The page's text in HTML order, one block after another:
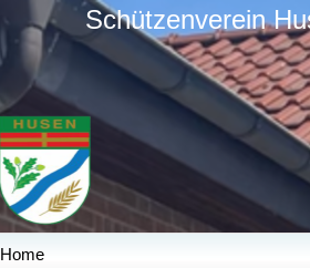
Schützenverein
Home